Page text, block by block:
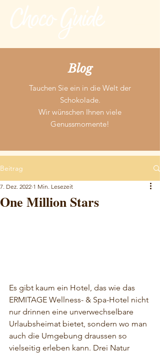
Blog
Tauchen Sie ein in die Welt der
Schokolade.
Wir wünschen Ihnen viele
Genussmomente!
Beitrag
One Million Stars
7. Dez. 2022 1 Min. Lesezeit
Es gibt kaum ein Hotel, das wie das
ERMITAGE Wellness- & Spa-Hotel nicht
nur drinnen eine unverwechselbare
Urlaubsheimat bietet, sondern wo man
auch die Umgebung draussen so
vielseitig erleben kann. Drei Natur